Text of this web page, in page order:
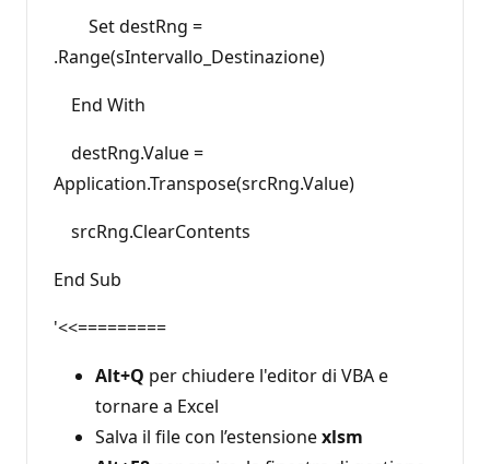
Set destRng =
.Range(sIntervallo_Destinazione)
End With
destRng.Value =
Application.Transpose(srcRng.Value)
srcRng.ClearContents
End Sub
'<<=========
Alt+Q per chiudere l'editor di VBA e
tornare a Excel
Salva il file con l’estensionexlsm